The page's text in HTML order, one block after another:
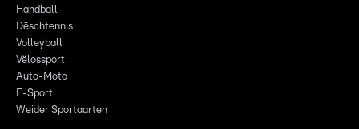
Handball
Dëschtennis
Volleyball
Vëlossport
Auto-Moto
E-Sport
Weider Sportaarten